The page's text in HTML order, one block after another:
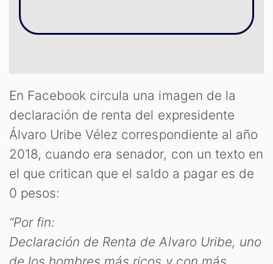
En Facebook circula una imagen de la
declaración de renta del expresidente
Álvaro Uribe Vélez correspondiente al año
2018, cuando era senador, con un texto en
el que critican que el saldo a pagar es de
0 pesos:
“Por fin:
Declaración de Renta de Alvaro Uribe, uno